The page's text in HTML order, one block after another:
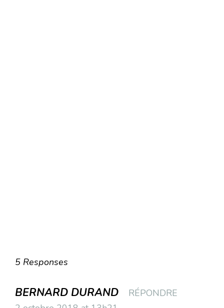
5 Responses
BERNARD DURAND
RÉPONDRE